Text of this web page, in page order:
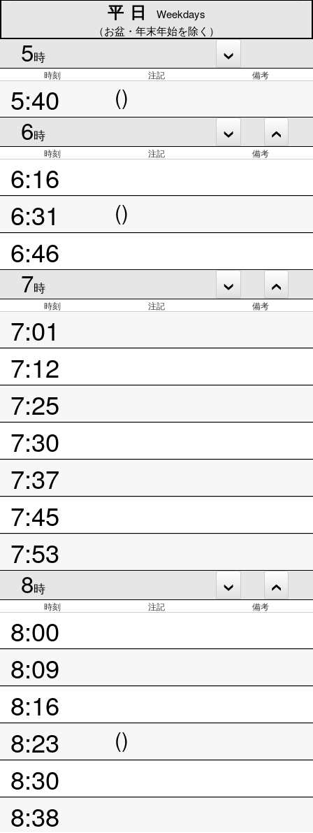
平日
Weekdays
（お盆・年末年始を除く）
5時
時刻 注記 備考
5:40 ()
6時
時刻 注記 備考
6:16
6:31
()
6:46
7時
時刻 注記 備考
7:01
7:12
7:25
7:30
7:37
7:45
7:53
8時
時刻 注記 備考
8:00
8:09
8:16
8:23
()
8:30
8:38